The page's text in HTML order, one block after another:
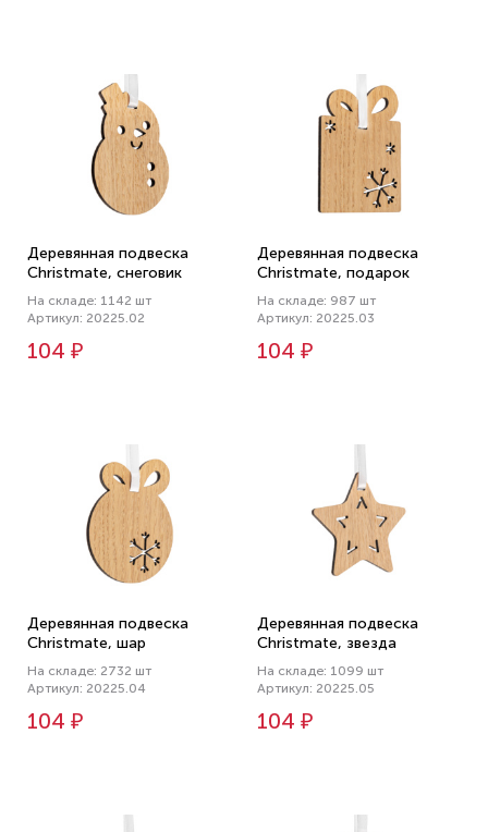
Деревянная подвеска
Christmate, снеговик
На складе: 1142 шт
Артикул: 20225.02
104 ₽
Деревянная подвеска
Christmate, подарок
На складе: 987 шт
Артикул: 20225.03
104 ₽
Деревянная подвеска
Christmate, шар
На складе: 2732 шт
Артикул: 20225.04
104 ₽
Деревянная подвеска
Christmate, звезда
На складе: 1099 шт
Артикул: 20225.05
104 ₽